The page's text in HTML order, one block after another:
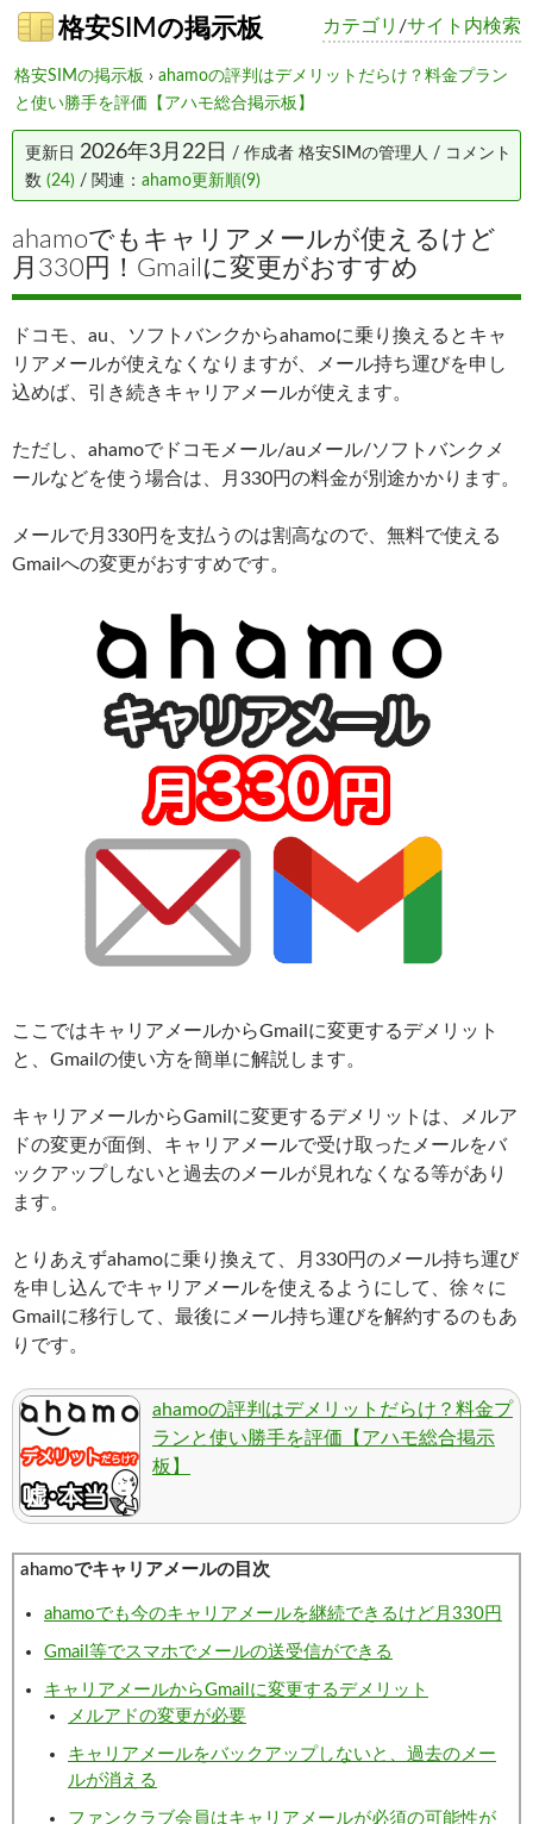
サイト内検索
カテゴリ /
格安SIMの掲示板
格安SIMの掲示板 › ahamoの評判はデメリットだらけ？料金プラン
と使い勝手を評価【アハモ総合掲示板】
更新日 2026年3月22日 / 作成者 格安SIMの管理人 / コメント
数 (24) / 関連： ahamo更新順(9)
ahamoでもキャリアメールが使えるけど
月330円！Gmailに変更がおすすめ
ドコモ、au、ソフトバンクからahamoに乗り換えるとキャ
リアメールが使えなくなりますが、メール持ち運びを申し
込めば、引き続きキャリアメールが使えます。
ただし、ahamoでドコモメール/auメール/ソフトバンクメ
ールなどを使う場合は、月330円の料金が別途かかります。
メールで月330円を支払うのは割高なので、無料で使える
Gmailへの変更がおすすめです。
ここではキャリアメールからGmailに変更するデメリット
と、Gmailの使い方を簡単に解説します。
キャリアメールからGamilに変更するデメリットは、メルア
ドの変更が面倒、キャリアメールで受け取ったメールをバ
ックアップしないと過去のメールが見れなくなる等があり
ます。
とりあえずahamoに乗り換えて、月330円のメール持ち運び
を申し込んでキャリアメールを使えるようにして、徐々に
Gmailに移行して、最後にメール持ち運びを解約するのもあ
りです。
ahamoの評判はデメリットだらけ？料金プ
ランと使い勝手を評価【アハモ総合掲示
板】
ahamoでキャリアメールの目次
ahamoでも今のキャリアメールを継続できるけど月330円
Gmail等でスマホでメールの送受信ができる
キャリアメールからGmailに変更するデメリット
メルアドの変更が必要
キャリアメールをバックアップしないと、過去のメー
ルが消える
ファンクラブ会員はキャリアメールが必須の可能性が